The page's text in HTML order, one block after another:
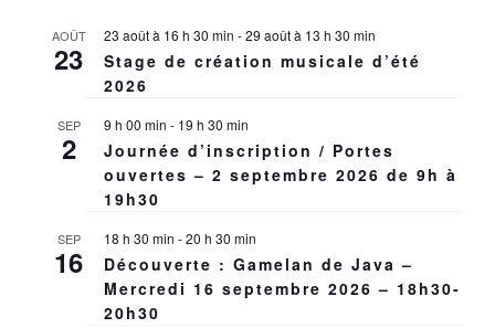
AOÛT
23
23 août à 16 h 30 min -29 août à 13 h 30 min
Stage de création musicale d’été
2026
SEP
2
9 h 00 min - 19 h 30 min
Journée d’inscription / Portes
ouvertes – 2 septembre 2026 de 9h à
19h30
SEP
16
18 h 30 min -20 h 30 min
Découverte : Gamelan de Java –
Mercredi 16 septembre 2026 – 18h30-
20h30